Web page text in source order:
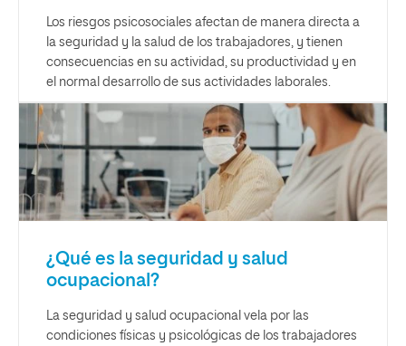
Los riesgos psicosociales afectan de manera directa a
la seguridad y la salud de los trabajadores, y tienen
consecuencias en su actividad, su productividad y en
el normal desarrollo de sus actividades laborales.
¿Qué es la seguridad y salud
ocupacional?
La seguridad y salud ocupacional vela por las
condiciones físicas y psicológicas de los trabajadores